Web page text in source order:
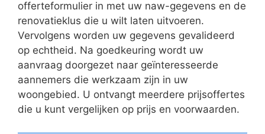
offerteformulier in met uw naw-gegevens en de
renovatieklus die u wilt laten uitvoeren.
Vervolgens worden uw gegevens gevalideerd
op echtheid. Na goedkeuring wordt uw
aanvraag doorgezet naar geïnteresseerde
aannemers die werkzaam zijn in uw
woongebied. U ontvangt meerdere prijsoffertes
die u kunt vergelijken op prijs en voorwaarden.